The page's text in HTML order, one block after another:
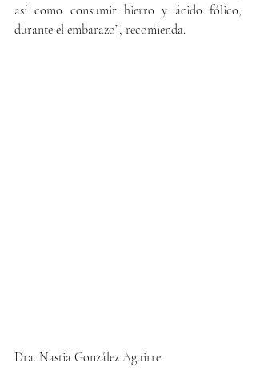
así como consumir hierro y ácido fólico,
durante el embarazo”, recomienda.
Dra. Nastia González Aguirre